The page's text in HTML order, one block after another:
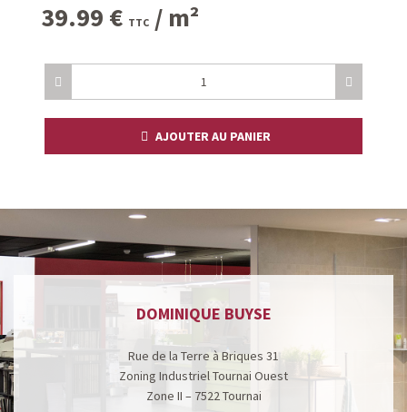
39.99 € TTC / m²
AJOUTER AU PANIER
DOMINIQUE BUYSE
Rue de la Terre à Briques 31
Zoning Industriel Tournai Ouest
Zone II – 7522 Tournai